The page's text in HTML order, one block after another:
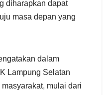
diharapkan dapat
masa depan yang
dalam
Lampung Selatan
mulai dari